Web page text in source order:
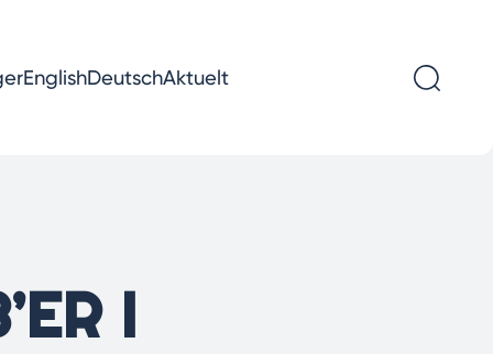
EnglishDeutschAktuelt
I